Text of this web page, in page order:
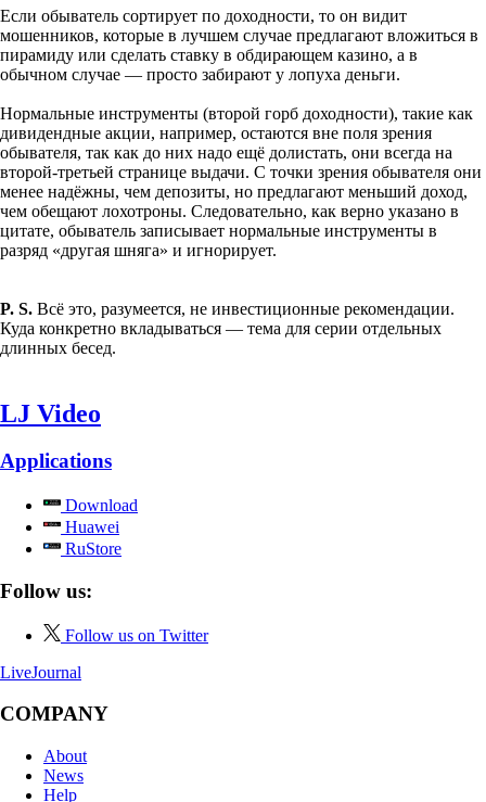
Если обыватель сортирует по доходности, то он видит
мошенников, которые в лучшем случае предлагают вложиться в
пирамиду или сделать ставку в обдирающем казино, а в
обычном случае — просто забирают у лопуха деньги.
Нормальные инструменты (второй горб доходности), такие как
дивидендные акции, например, остаются вне поля зрения
обывателя, так как до них надо ещё долистать, они всегда на
второй-третьей странице выдачи. С точки зрения обывателя они
менее надёжны, чем депозиты, но предлагают меньший доход,
чем обещают лохотроны. Следовательно, как верно указано в
цитате, обыватель записывает нормальные инструменты в
разряд «другая шняга» и игнорирует.
P. S. Всё это, разумеется, не инвестиционные рекомендации.
Куда конкретно вкладываться — тема для серии отдельных
длинных бесед.
LJ Video
Applications
Download
Huawei
RuStore
Follow us:
Follow us on Twitter
LiveJournal
COMPANY
About
News
Help